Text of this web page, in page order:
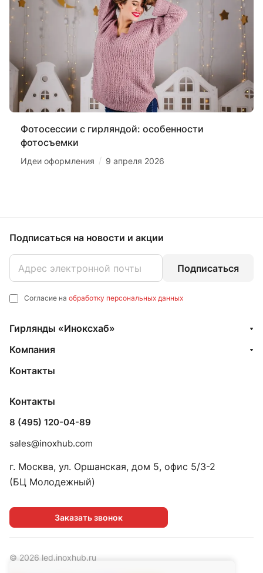
Фотосессии с гирляндой: особенности
фотосъемки
Идеи оформления / 9 апреля 2026
Подписаться на новости и акции
Подписаться
Согласие на обработку персональных данных
Гирлянды «Иноксхаб»
Компания
Контакты
Контакты
8 (495) 120-04-89
sales@inoxhub.com
г. Москва, ул. Оршанская, дом 5, офис 5/3-2
(БЦ Молодежный)
Заказать звонок
© 2026 led.inoxhub.ru